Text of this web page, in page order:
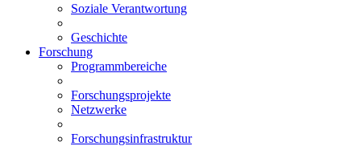
Soziale Verantwortung
Geschichte
Forschung
Programmbereiche
Forschungsprojekte
Netzwerke
Forschungsinfrastruktur